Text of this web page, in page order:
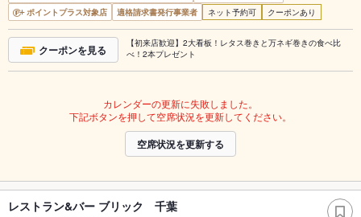
ポイントプラス対象店
適格請求書発行事業者 ネット予約可 クーポンあり
クーポンを見る
【初来店歓迎】2大看板！レタス巻きと万ネギ巻きの食べ比
べ！2本プレゼント
カレンダーの更新に失敗しました。
下記ボタンを押して空席状況を更新してください。
空席状況を更新する
レストラン&バー ブリック 千葉